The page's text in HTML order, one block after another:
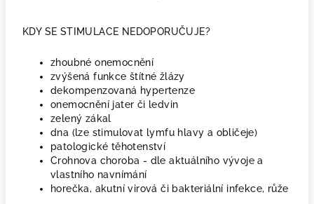
KDY SE STIMULACE NEDOPORUČUJE?
zhoubné onemocnění
zvýšená funkce štítné žlázy
dekompenzovaná hypertenze
onemocnění jater či ledvin
zelený zákal
dna (lze stimulovat lymfu hlavy a obličeje)
patologické těhotenství
Crohnova choroba - dle aktuálního vývoje a
vlastního navnímání
horečka, akutní virová či bakteriální infekce, růže